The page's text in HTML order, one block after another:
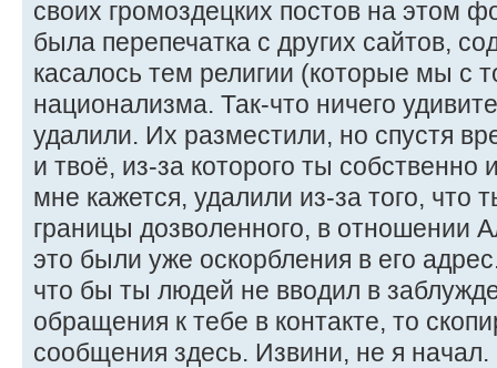
своих громоздецких постов на этом
была перепечатка с других сайтов,
касалось тем религии (которые мы с
национализма. Так-что ничего
удалили. Их разместили, но спустя
и твоё, из-за которого ты собственно
мне кажется, удалили из-за того, что
границы дозволенного, в отношении
это были уже оскорбления в его
что бы ты людей не вводил в
обращения к тебе в контакте, то
сообщения здесь. Извини, не я начал.